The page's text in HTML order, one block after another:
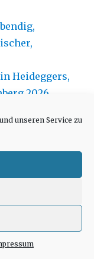
unseren Service zu
Heideggers,
2026
2026